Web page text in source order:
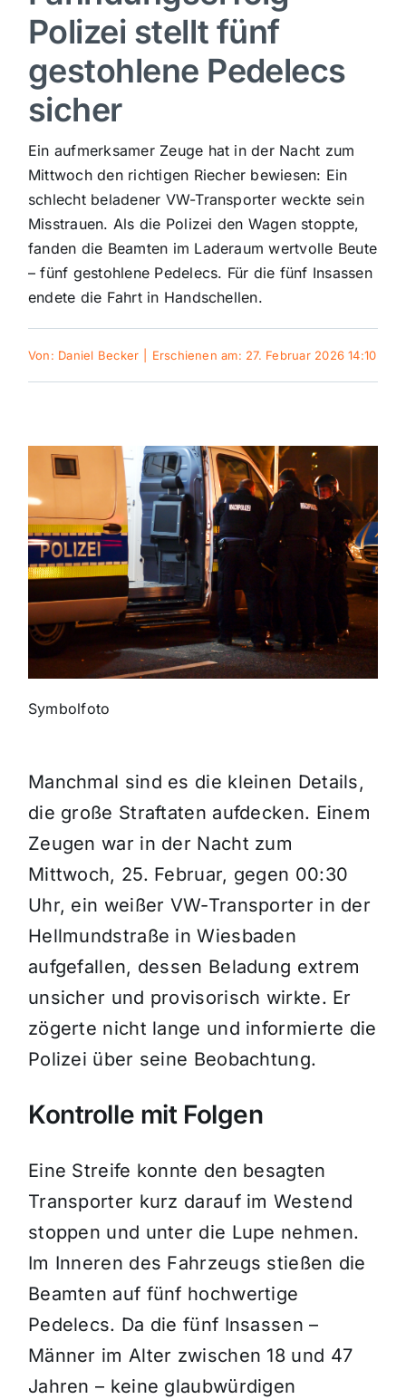
Sport
Kultur
Panorama
Mein Stadtteil
Galerie
Verkehrsmeldungen
Themen und Termine
Gewinnspiele
Polizei stellt fünf
gestohlene Pedelecs
sicher
Ein aufmerksamer Zeuge hat in der Nacht zum
Mittwoch den richtigen Riecher bewiesen: Ein
schlecht beladener VW-Transporter weckte sein
Misstrauen. Als die Polizei den Wagen stoppte,
fanden die Beamten im Laderaum wertvolle Beute
– fünf gestohlene Pedelecs. Für die fünf Insassen
endete die Fahrt in Handschellen.
Von: Daniel Becker Erschienen am: 27. Februar 2026 14:10
Symbolfoto
Manchmal sind es die kleinen Details,
die große Straftaten aufdecken. Einem
Zeugen war in der Nacht zum
Mittwoch, 25. Februar, gegen 00:30
Uhr, ein weißer VW-Transporter in der
Hellmundstraße in Wiesbaden
aufgefallen, dessen Beladung extrem
unsicher und provisorisch wirkte. Er
zögerte nicht lange und informierte die
Polizei über seine Beobachtung.
Kontrolle mit Folgen
Eine Streife konnte den besagten
Transporter kurz darauf im Westend
stoppen und unter die Lupe nehmen.
Im Inneren des Fahrzeugs stießen die
Beamten auf fünf hochwertige
Pedelecs. Da die fünf Insassen –
Männer im Alter zwischen 18 und 47
Jahren – keine glaubwürdigen